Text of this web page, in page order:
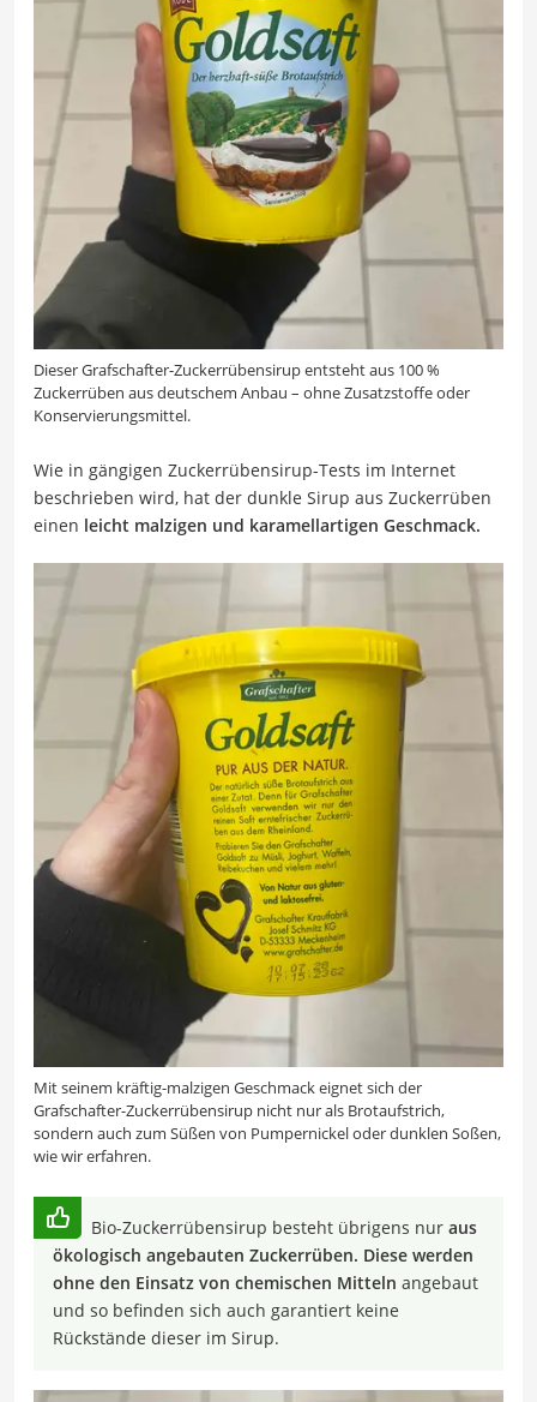
Dieser Grafschafter-Zuckerrübensirup entsteht aus 100 %
Zuckerrüben aus deutschem Anbau – ohne Zusatzstoffe oder
Konservierungsmittel.
Wie in gängigen Zuckerrübensirup-Tests im Internet
beschrieben wird, hat der dunkle Sirup aus Zuckerrüben
einen leicht malzigen und karamellartigen Geschmack.
Mit seinem kräftig-malzigen Geschmack eignet sich der
Grafschafter-Zuckerrübensirup nicht nur als Brotaufstrich,
sondern auch zum Süßen von Pumpernickel oder dunklen Soßen,
wie wir erfahren.
Bio-Zuckerrübensirup besteht übrigens nur aus
ökologisch angebauten Zuckerrüben. Diese werden
ohne den Einsatz von chemischen Mitteln angebaut
und so befinden sich auch garantiert keine
Rückstände dieser im Sirup.